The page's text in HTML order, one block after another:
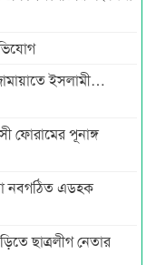
ইসলামী…
ফোরামের পূনাঙ্গ
নবগঠিত এডহক
ছাত্রলীগ নেতার